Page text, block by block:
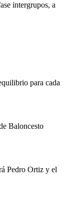
intergrupos, a
para cada
Baloncesto
Pedro Ortiz y el